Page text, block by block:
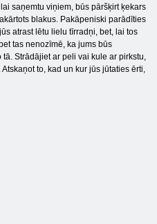
saņemtu viņiem, būs pāršķirt ķekars
blakus. Pakāpeniski parādīties
atrast lētu lielu tīrradņi, bet, lai tos
tas nenozīmē, ka jums būs
Strādājiet ar peli vai kule ar pirkstu,
to, kad un kur jūs jūtaties ērti,